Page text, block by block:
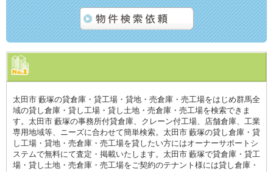
太田市 藪塚の貸倉庫・貸工場・貸地・売倉庫・売工場をはじめ群馬全
域の貸し倉庫・貸し工場・貸し土地・売倉庫・売工場を検索できま
す。太田市 藪塚の事務所付貸倉庫、クレーン付工場、店舗倉庫、工業
専用地域等、ニーズに合わせて簡単検索。太田市 藪塚の貸し倉庫・貸
し工場・貸地・売倉庫・売工場を貸したい方にはオーナーサポートシ
ステムで無料にて査定・掲載いたします。太田市 藪塚で貸倉庫・貸工
場・貸し土地・売倉庫・売工場をご契約のテナント様には貸し倉庫・